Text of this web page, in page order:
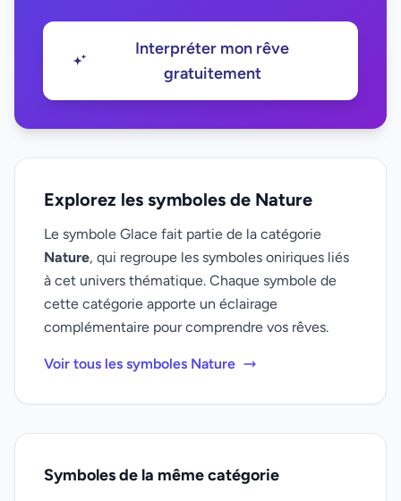
Interpréter mon rêve
gratuitement
Explorez les symboles de Nature
Le symbole Glace fait partie de la catégorie
Nature, qui regroupe les symboles oniriques liés
à cet univers thématique. Chaque symbole de
cette catégorie apporte un éclairage
complémentaire pour comprendre vos rêves.
Voir tous les symboles Nature
Symboles de la même catégorie